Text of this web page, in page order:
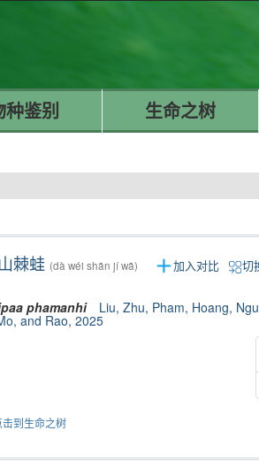
种鉴别 生命之树
棘蛙 (dà wéi shān jí wā) 加入对比 切
phamanhi Liu, Zhu, Pham, Hoang,
and Rao, 2025
击到生命之树